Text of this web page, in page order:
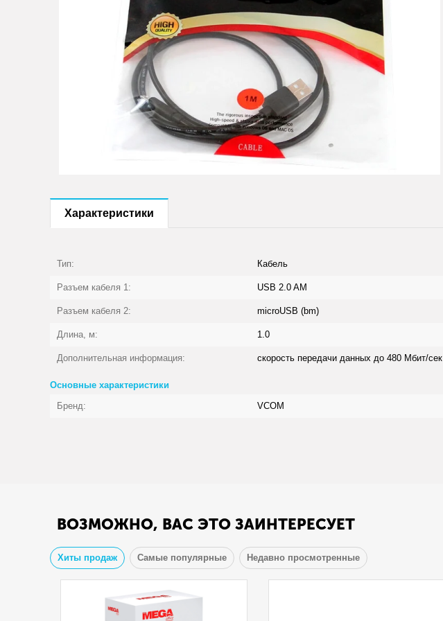
Характеристики
Тип: Кабель
Разъем кабеля 1: USB 2.0 AM
Разъем кабеля 2: microUSB (bm)
Длина, м: 1.0
Дополнительная информация: скорость передачи данных до 480 Мбит/сек
Основные характеристики
Бренд:
VCOM
ВОЗМОЖНО, ВАС ЭТО ЗАИНТЕРЕСУЕТ
Хиты продаж Самые популярные Недавно просмотренные